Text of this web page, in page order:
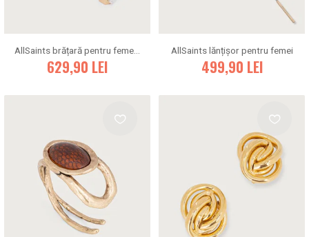
629,90 LEI
AllSaints lănțișor pentru femei
499,90 LEI